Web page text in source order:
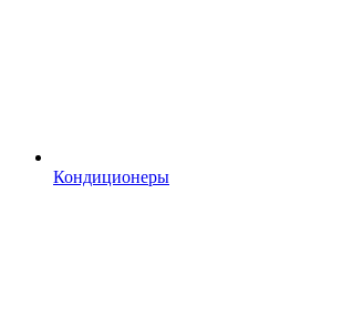
Кондиционеры